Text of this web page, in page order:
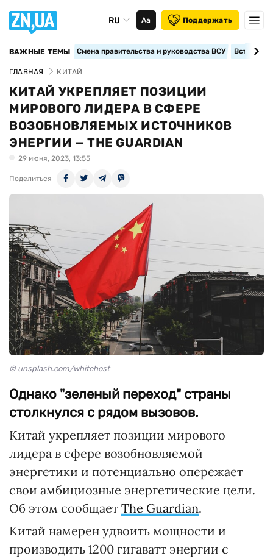
RU Аа Поддержать
ВАЖНЫЕ ТЕМЫ Смена правительства и руководства ВСУ
ГЛАВНАЯ КИТАЙ
КИТАЙ УКРЕПЛЯЕТ ПОЗИЦИИ
МИРОВОГО ЛИДЕРА В СФЕРЕ
ВОЗОБНОВЛЯЕМЫХ ИСТОЧНИКОВ
ЭНЕРГИИ — THE GUARDIAN
29 июня, 2023, 13:55
Поделиться
© unsplash.com/whitehost
Однако "зеленый переход" страны
столкнулся с рядом вызовов.
Китай укрепляет позиции мирового
лидера в сфере возобновляемой
энергетики и потенциально опережает
свои амбициозные энергетические цели.
Об этом сообщает The Guardian.
Китай намерен удвоить мощности и
производить 1200 гигаватт энергии с